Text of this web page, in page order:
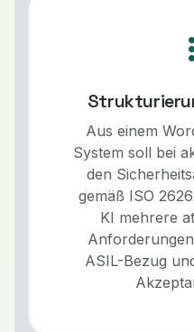
Aus einem
System soll bei
den
gemäß ISO
KI mehrere
ASIL-Bezug